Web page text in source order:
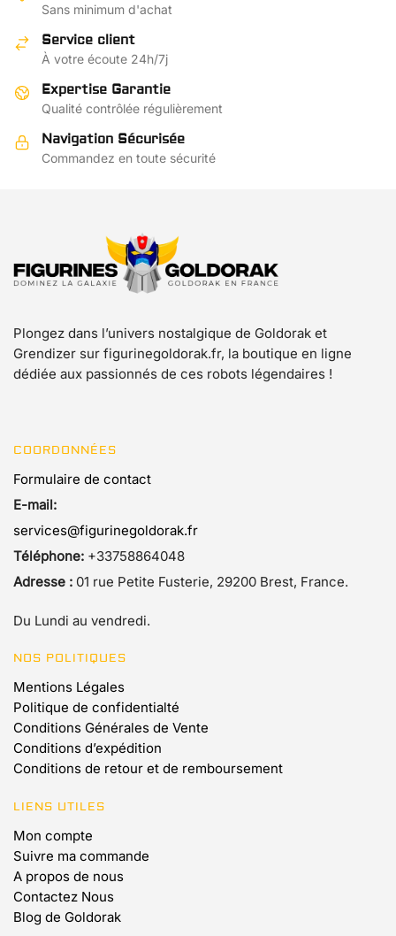
produit
Sans minimum d'achat
Service client
À votre écoute 24h/7j
Expertise Garantie
Qualité contrôlée régulièrement
Navigation Sécurisée
Commandez en toute sécurité
Plongez dans l’univers nostalgique de Goldorak et
Grendizer sur figurinegoldorak.fr, la boutique en ligne
dédiée aux passionnés de ces robots légendaires !
COORDONNÉES
Formulaire de contact
E-mail:
services@figurinegoldorak.fr
Téléphone: +33758864048
Adresse : 01 rue Petite Fusterie, 29200 Brest, France.
Du Lundi au vendredi.
NOS POLITIQUES
Mentions Légales
Politique de confidentialté
Conditions Générales de Vente
Conditions d’expédition
Conditions de retour et de remboursement
LIENS UTILES
Mon compte
Suivre ma commande
A propos de nous
Contactez Nous
Blog de Goldorak